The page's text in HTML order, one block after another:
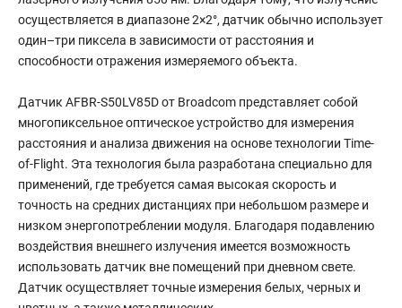
осуществляется в диапазоне 2×2°, датчик обычно использует
один–три пиксела в зависимости от расстояния и
способности отражения измеряемого объекта.
Датчик AFBR-S50LV85D от Broadcom представляет собой
многопиксельное оптическое устройство для измерения
расстояния и анализа движения на основе технологии Time-
of-Flight. Эта технология была разработана специально для
применений, где требуется самая высокая скорость и
точность на средних дистанциях при небольшом размере и
низком энергопотреблении модуля. Благодаря подавлению
воздействия внешнего излучения имеется возможность
использовать датчик вне помещений при дневном свете.
Датчик осуществляет точные измерения белых, черных и